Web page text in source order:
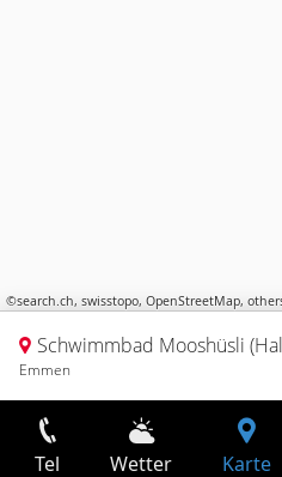
©search.ch, swisstopo, OpenStreetMap,
Schwimmbad Mooshüsli
Emmen
Tel Wetter Karte